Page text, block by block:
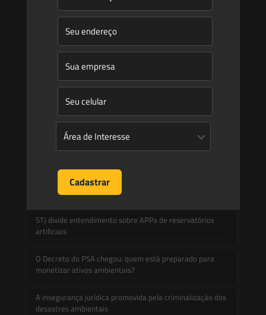
Plano Clima 2026 para as hidrelétricas
A inclusão de imóvel em inventário de patrimônio cultural
não basta para impor restrições ao direito de
propriedade:
Prescrição administrativa e embargo ambiental: o que
decidiu o TRF1 no IRDR 94
STJ divide entendimento sobre APPs de reservatórios
artificiais
O Decreto do PSA chegou: quem está preparado para
monetizar ativos ambientais?
A insegurança jurídica promovida pela criminalização dos
desastres ambientais